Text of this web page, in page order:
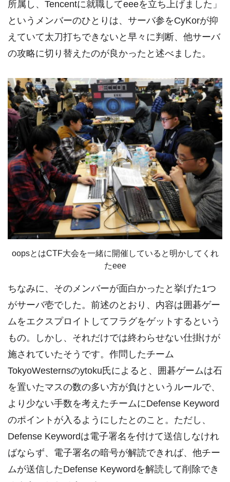
所属し、Tencentに就職してeeeを立ち上げました」
というメンバーのひとりは、サーバ参をCyKorが抑
えていて太刀打ちできないと早々に判断、他サーバ
の攻略に切り替えたのが良かったと述べました。
oopsとはCTF大会を一緒に開催していると明かしてくれ
たeee
ちなみに、そのメンバーが面白かったと挙げた1つ
がサーバ壱でした。前述のとおり、内容は囲碁ゲー
ムをエクスプロイトしてフラグをゲットするという
もの。しかし、それだけでは終わらせない仕掛けが
施されていたそうです。作問したチーム
TokyoWesternsのytoku氏によると、囲碁ゲームは石
を置いたマスの数の多い方が負けというルールで、
より少ない手数を考えたチームにDefense Keyword
のポイントが入るようにしたとのこと。ただし、
Defense Keywordは電子署名を付けて送信しなけれ
ばならず、電子署名の暗号が解読できれば、他チー
ムが送信したDefense Keywordを解読して削除でき